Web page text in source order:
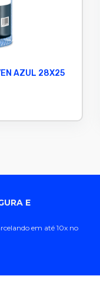
AZUL 28X25
E
em até 10x no